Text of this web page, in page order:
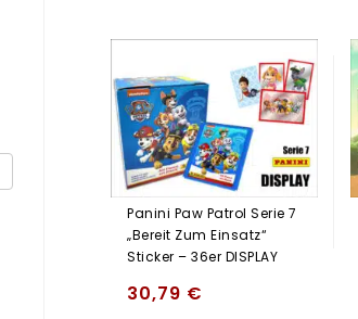
Panini Paw Patrol Serie 7
„Bereit Zum Einsatz“
Sticker – 36er DISPLAY
30,79 €